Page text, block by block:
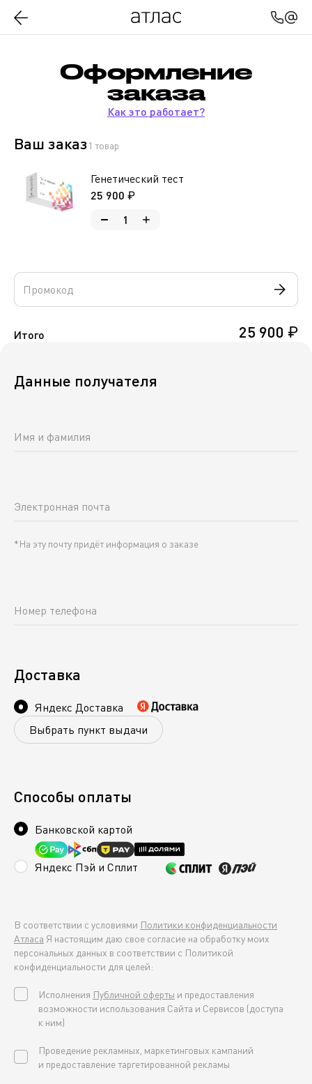
Оформление
заказа
Как это работает?
Данные получателя
Имя и фамилия
Электронная почта
*На эту почту придёт информация о заказе
Номер телефона
Доставка
Яндекс Доставка
Выбрать пункт выдачи
Способы оплаты
Банковской картой
Яндекс Пэй и Сплит
В соответствии с условиями Политики конфиденциальности
Атласа Я настоящим даю свое согласие на обработку моих
персональных данных в соответствии с Политикой
конфиденциальности для целей:
Исполнения Публичной оферты и предоставления
возможности использования Сайта и Сервисов (доступа
к ним)
Проведение рекламных, маркетинговых кампаний
и предоставление таргетированной рекламы
Ваш заказ1 товар
Генетический тест
25 900 ₽
1
Промокод
Итого 25 900 ₽